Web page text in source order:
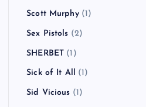
Scott Murphy(1)
Sex Pistols (2)
SHERBET (1)
Sick of It All (1)
Sid Vicious (1)